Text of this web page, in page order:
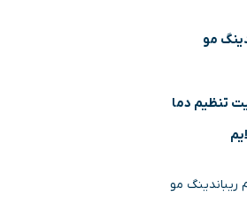
مو
تنظیم دما
ریباندینگ مو